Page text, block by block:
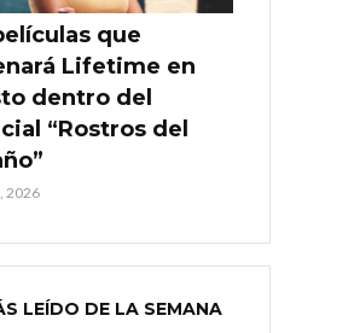
que
Lifetime en
dentro del
“Rostros del
2026
LEÍDO DE LA SEMANA